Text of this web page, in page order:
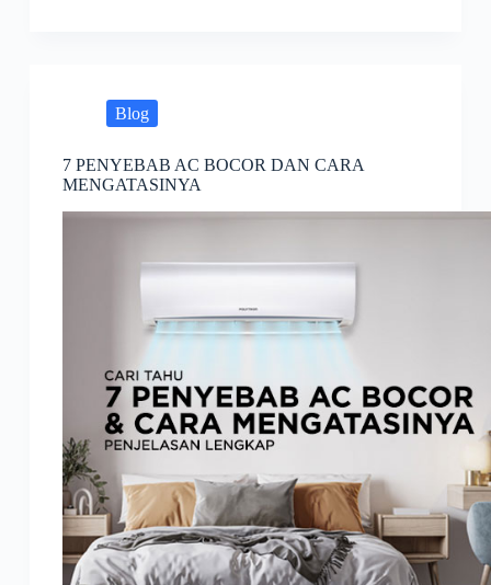
Blog
7 PENYEBAB AC BOCOR DAN CARA
MENGATASINYA